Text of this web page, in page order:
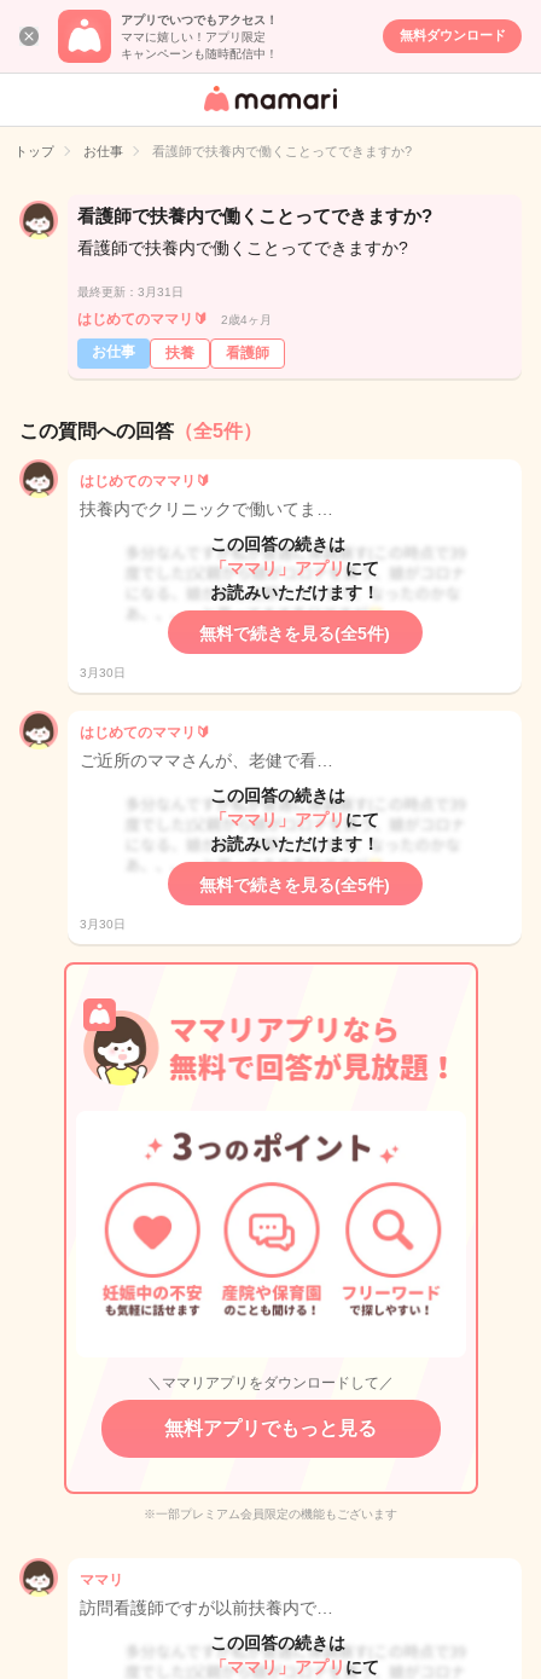
アプリでいつでもアクセス！
ママに嬉しい！アプリ限定
キャンペーンも随時配信中！
無料ダウンロード
女性専用匿名QA
イト
トップ お仕事 看護師で扶養内で働くことってできますか?
看護師で扶養内で働くことってできますか?
看護師で扶養内で働くことってできますか?
最終更新：3月31日
はじめてのママリ🔰 2歳4ヶ月
お仕事 扶養 看護師
この質問への回答 （全5件）
はじめてのママリ🔰
扶養内でクリニックで働いてま…
この回答の続きは
「ママリ」アプリ にて
お読みいただけます！
無料で続きを見る(全5件)
3月30日
はじめてのママリ🔰
ご近所のママさんが、老健で看…
この回答の続きは
「ママリ」アプリ にて
お読みいただけます！
無料で続きを見る(全5件)
3月30日
＼ママリアプリをダウンロードして／
無料アプリでもっと見る
※一部プレミアム会員限定の機能もございます
ママリ
訪問看護師ですが以前扶養内で…
この回答の続きは
「ママリ」アプリ にて